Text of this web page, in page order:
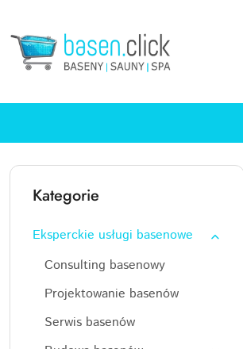
Kategorie
Eksperckie usługi basenowe
Consulting basenowy
Projektowanie basenów
Serwis basenów